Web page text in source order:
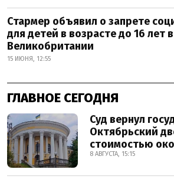
Стармер объявил о запрете
для детей в возрасте до 16 лет в
Великобритании
15 ИЮНЯ, 12:55
ГЛАВНОЕ СЕГОДНЯ
Суд вернул
Октябрьский
стоимостью
8 АВГУСТА, 15:15